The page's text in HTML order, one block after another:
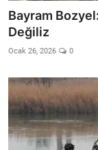
Bayram
Değiliz
Ocak 26, 2026 0